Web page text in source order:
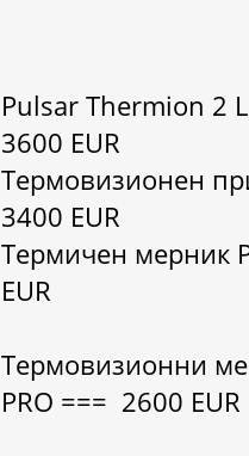
Pulsar Thermion 2
3600 EUR
Термовизионен
3400 EUR
Термичен мерник
EUR
Термовизионни
PRO === 2600 EUR